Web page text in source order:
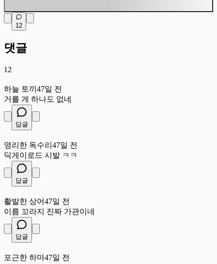
12
댓글
12
하늘 토끼 47일 전
거를 게 하나도 없네
답글
영리한 독수리 47일 전
딕게이로드 시발 ㅋㅋ
답글
활발한 상어47일 전
이름 꼬라지 진짜 가관이네
답글
포근한 하마47일 전